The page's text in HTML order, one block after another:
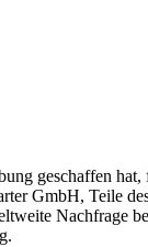
geschaffen
GmbH, Teile